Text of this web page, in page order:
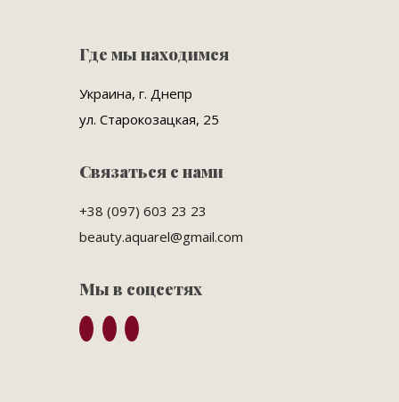
Где мы находимся
Украина, г. Днепр
ул. Старокозацкая, 25
Связаться с нами
+38 (097) 603 23 23
beauty.aquarel@gmail.com
Мы в соцсетях